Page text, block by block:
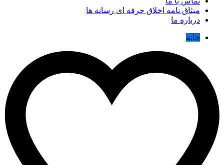
میثاق نامه اخلاق حرفه ای رسانه ها
درباره ما
خانه